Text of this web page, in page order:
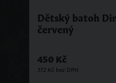
Dětský batoh
červený
450 Kč
372 Kč bez DPH